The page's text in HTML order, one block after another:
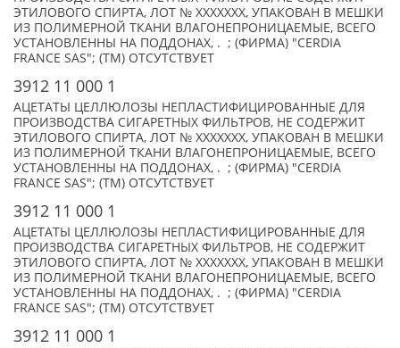
ЭТИЛОВОГО СПИРТА, ЛОТ № XXXXXXX, УПАКОВАН В МЕШКИ
ИЗ ПОЛИМЕРНОЙ ТКАНИ ВЛАГОНЕПРОНИЦАЕМЫЕ, ВСЕГО
УСТАНОВЛЕННЫ НА ПОДДОНАХ, . ; (ФИРМА) "CERDIA
FRANCE SAS"; (TM) ОТСУТСТВУЕТ
3912 11 000 1
АЦЕТАТЫ ЦЕЛЛЮЛОЗЫ НЕПЛАСТИФИЦИРОВАННЫЕ ДЛЯ
ПРОИЗВОДСТВА СИГАРЕТНЫХ ФИЛЬТРОВ, НЕ СОДЕРЖИТ
ЭТИЛОВОГО СПИРТА, ЛОТ № XXXXXXX, УПАКОВАН В МЕШКИ
ИЗ ПОЛИМЕРНОЙ ТКАНИ ВЛАГОНЕПРОНИЦАЕМЫЕ, ВСЕГО
УСТАНОВЛЕННЫ НА ПОДДОНАХ, . ; (ФИРМА) "CERDIA
FRANCE SAS"; (TM) ОТСУТСТВУЕТ
3912 11 000 1
АЦЕТАТЫ ЦЕЛЛЮЛОЗЫ НЕПЛАСТИФИЦИРОВАННЫЕ ДЛЯ
ПРОИЗВОДСТВА СИГАРЕТНЫХ ФИЛЬТРОВ, НЕ СОДЕРЖИТ
ЭТИЛОВОГО СПИРТА, ЛОТ № XXXXXXX, УПАКОВАН В МЕШКИ
ИЗ ПОЛИМЕРНОЙ ТКАНИ ВЛАГОНЕПРОНИЦАЕМЫЕ, ВСЕГО
УСТАНОВЛЕННЫ НА ПОДДОНАХ, . ; (ФИРМА) "CERDIA
FRANCE SAS"; (TM) ОТСУТСТВУЕТ
3912 11 000 1